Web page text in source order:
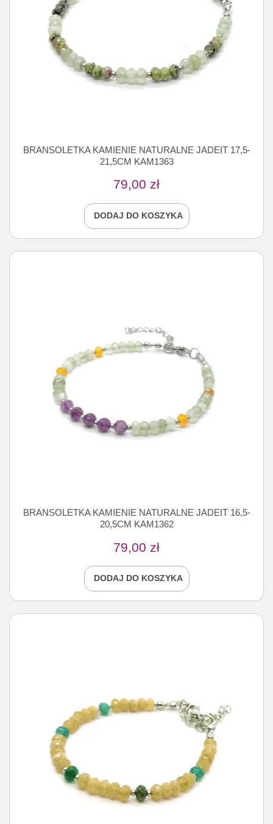
BRANSOLETKA KAMIENIE NATURALNE JADEIT 17,5-
21,5CM KAM1363
79,00 zł
DODAJ DO KOSZYKA
BRANSOLETKA KAMIENIE NATURALNE JADEIT 16,5-
20,5CM KAM1362
79,00 zł
DODAJ DO KOSZYKA